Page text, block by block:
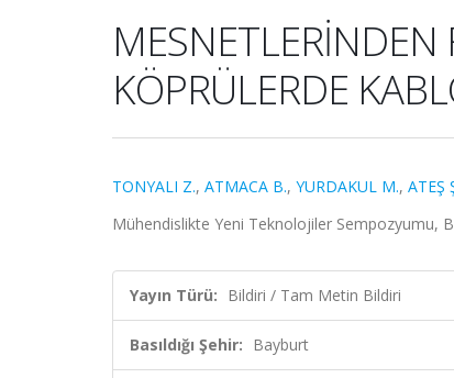
MESNETLERİNDEN
KÖPRÜLERDE
TONYALI Z., ATMACA B., YURDAKUL M., ATEŞ
Mühendislikte Yeni Teknolojiler Sempozyumu,
Yayın Türü: Bildiri / Tam Metin Bildiri
Basıldığı Şehir: Bayburt